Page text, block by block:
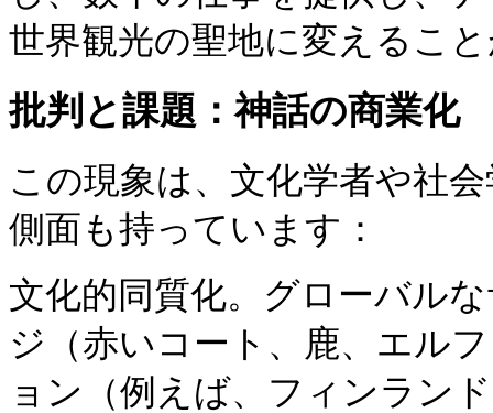
世界観光の聖地に変えるこ
批判と課題：神話の商業化
この現象は、文化学者や社
側面も持っています：
文化的同質化。グローバル
ジ（赤いコート、鹿、エル
ョン（例えば、フィンラン